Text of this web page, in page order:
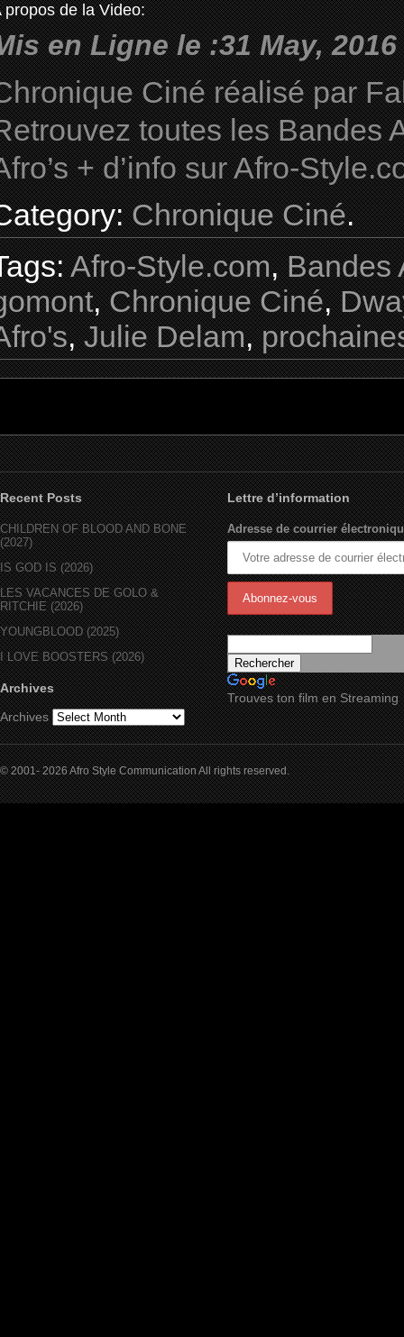
propos de la Video:
en Ligne le :31 May, 2016
Ciné réalisé par
toutes les Bandes
+ d’info sur Afro-
Chronique Ciné.
Afro-Style.com,Bandes
,Chronique Ciné,
,Julie Delam,
Recent Posts
CHILDREN OF BLOOD AND BONE
(2027)
IS GOD IS (2026)
LES VACANCES DE GOLO &
RITCHIE (2026)
YOUNGBLOOD (2025)
I LOVE BOOSTERS (2026)
Archives
Archives
Lettre d’information
Adresse de courrier
Trouves ton film en Streaming
© 2001- 2026 Afro Style Communication All rights reserved.